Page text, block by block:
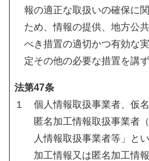
報の適正な取扱いの確保に
ため、情報の提供、地方公
べき措置の適切かつ有効な
定その他の必要な措置を講
法第47条
１ 個人情報取扱事業者、仮
匿名加工情報取扱事業者
人情報取扱事業者等」と
加工情報又は匿名加工情